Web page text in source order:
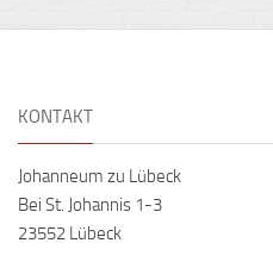
KONTAKT
Johanneum zu Lübeck
Bei St. Johannis 1-3
23552 Lübeck